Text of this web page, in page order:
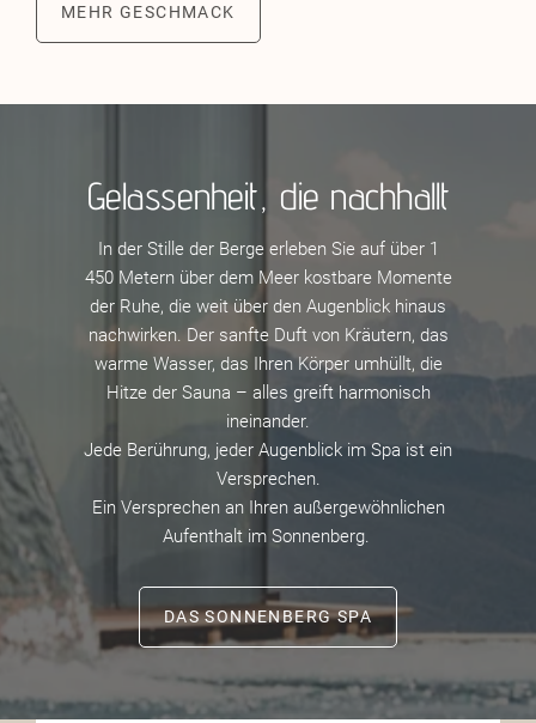
MEHR GESCHMACK
Gelassenheit, die nachhallt
In der Stille der Berge erleben Sie auf über 1
450 Metern über dem Meer kostbare Momente
der Ruhe, die weit über den Augenblick hinaus
nachwirken. Der sanfte Duft von Kräutern, das
warme Wasser, das Ihren Körper umhüllt, die
Hitze der Sauna – alles greift harmonisch
ineinander.
Jede Berührung, jeder Augenblick im Spa ist ein
Versprechen.
Ein Versprechen an Ihren außergewöhnlichen
Aufenthalt im Sonnenberg.
DAS SONNENBERG SPA